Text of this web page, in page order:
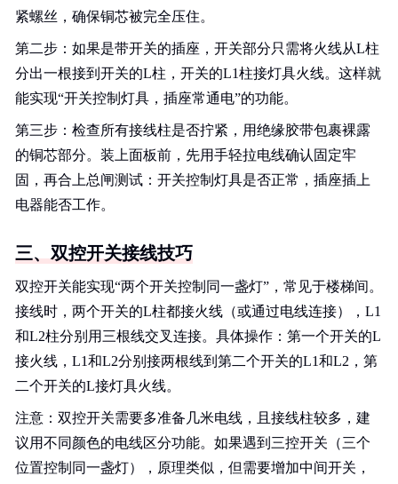
紧螺丝，确保铜芯被完全压住。
第二步：如果是带开关的插座，开关部分只需将火线从L柱
分出一根接到开关的L柱，开关的L1柱接灯具火线。这样就
能实现“开关控制灯具，插座常通电”的功能。
第三步：检查所有接线柱是否拧紧，用绝缘胶带包裹裸露
的铜芯部分。装上面板前，先用手轻拉电线确认固定牢
固，再合上总闸测试：开关控制灯具是否正常，插座插上
电器能否工作。
三、双控开关接线技巧
双控开关能实现“两个开关控制同一盏灯”，常见于楼梯间。
接线时，两个开关的L柱都接火线（或通过电线连接），L1
和L2柱分别用三根线交叉连接。具体操作：第一个开关的L
接火线，L1和L2分别接两根线到第二个开关的L1和L2，第
二个开关的L接灯具火线。
注意：双控开关需要多准备几米电线，且接线柱较多，建
议用不同颜色的电线区分功能。如果遇到三控开关（三个
位置控制同一盏灯），原理类似，但需要增加中间开关，